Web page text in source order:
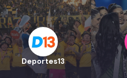
Deportes13